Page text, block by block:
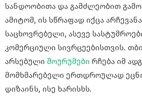
სანდოობითა და გამძლეობით
ამიტომ, ის სწრაფად იქცა
საცხოვრებელი, ასევე
კომერციული სივრცეებისთვის.
არსებული შოურუმები რჩება იმ
მომხმარებელი ერთდროულად
დიზაინს, ისე ხარისხს.